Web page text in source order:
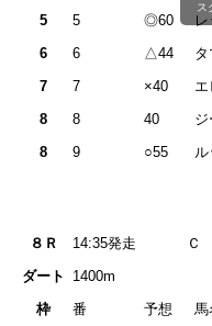
5
5 ◎60
6
6 △44
7
7 ×40
8
8 40
8
9 ○55
ス
８Ｒ
14:35発走
ダート
1400m
枠
番 予想 馬